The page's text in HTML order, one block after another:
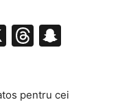
X Threads
pentru cei